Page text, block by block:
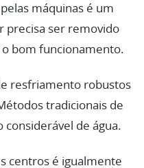
máquinas é um
precisa ser removido
bom funcionamento.
resfriamento robustos
tradicionais de
de água.
centros é igualmente